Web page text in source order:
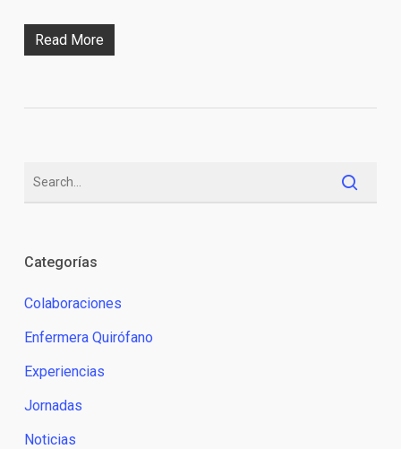
Read More
Categorías
Colaboraciones
Enfermera Quirófano
Experiencias
Jornadas
Noticias